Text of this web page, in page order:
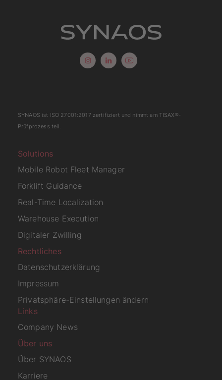
Solutions
Mobile Robot Fleet Manager
Forklift Guidance
Real-Time Localization
Warehouse Execution
Digitaler Zwilling
Rechtliches
Datenschutzerklärung
Impressum
Privatsphäre-Einstellungen ändern
Links
Company News
Über uns
Über SYNAOS
Karriere
SYNAOS ist ISO 27001:2017zertifiziert und nimmt am TISAX®-
Prüfprozess teil.